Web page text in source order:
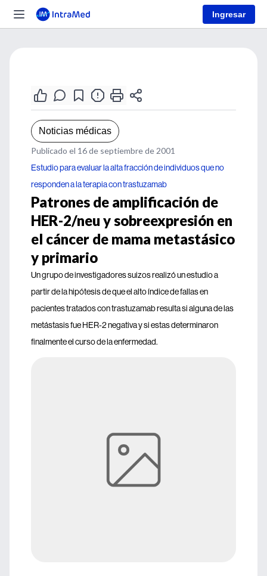
Ingresar
Noticias médicas
Publicado el 16 de septiembre de 2001
Estudio para evaluar la alta fracción de individuos que no
responden a la terapia con trastuzamab
Patrones de amplificación de
HER-2/neu y sobreexpresión en
el cáncer de mama metastásico
y primario
Un grupo de investigadores suizos realizó un estudio a
partir de la hipótesis de que el alto índice de fallas en
pacientes tratados con trastuzamab resulta si alguna de las
metástasis fue HER-2 negativa y si estas determinaron
finalmente el curso de la enfermedad.